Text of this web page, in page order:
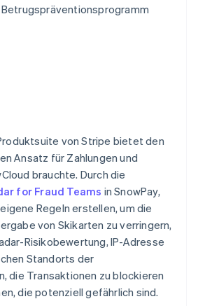
von Stripe bietet den
Ansatz für Zahlungen und
brauchte. Durch die
for Fraud Teams in SnowPay,
Regeln erstellen, um die
von Skikarten zu verringern,
Risikobewertung, IP-Adresse
Standorts der
die Transaktionen zu blockieren
die potenziell gefährlich sind.